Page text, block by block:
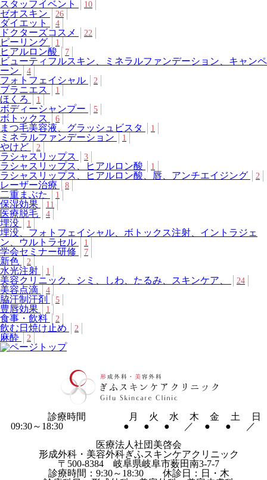
スタッフイベント 10
ゼオスキン 26
ダイエット 4
ドクターズコスメ 22
ピーリング 1
ヒアルロン酸 7
ビューティフルスキン、ミネラルファンデーション、キャンペ
ーン
4
フォトフェイシャル 2
ブラニエス 1
ほくろ 1
ボディーシャンプー 5
ボトックス 6
まつ毛美容液、グラッシュビスタ 1
ミネラルファンデーション 1
やけど 2
ラシャスリップス 3
ラシャスリップス、ヒアルロン酸 1
ラシャスリップス、ヒアルロン酸、唇、アンチエイジング 2
レーザー治療 8
二重まぶた 1
保湿効果 11
医療脱毛 4
埋没 1
埋没、フォトフェイシャル、ボトックス注射、イントラジェ
ン、ウルトラセル
1
学会セミナー研修 7
新色 2
水光注射 1
美容クリニック、シミ、しわ、たるみ、スキンケア、 24
美容点滴 4
脇汗制汗剤 5
豊唇効果 1
食事・飲料 2
飲む日焼け止め 2
麻酔 2
診療時間 月 火 水 木 金 土
日
09:30～18:30
● ● ● ／ ● ●
／
医療法人社団美啓会
形成外科・美容外科ぎふスキンケアクリニック
〒500-8384 岐阜県岐阜市薮田南3-7-7
診療時間：9:30～18:30 休診日：日・木